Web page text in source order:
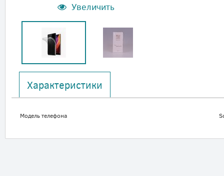
Увеличить
Характеристики
Модель телефона